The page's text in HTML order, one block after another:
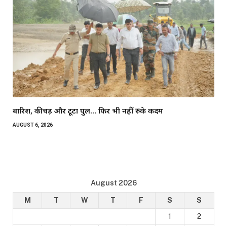
बारिश, कीचड़ और टूटा पुल… फिर भी नहीं रुके कदम
AUGUST 6, 2026
August 2026
M T W T F S
S
1
2